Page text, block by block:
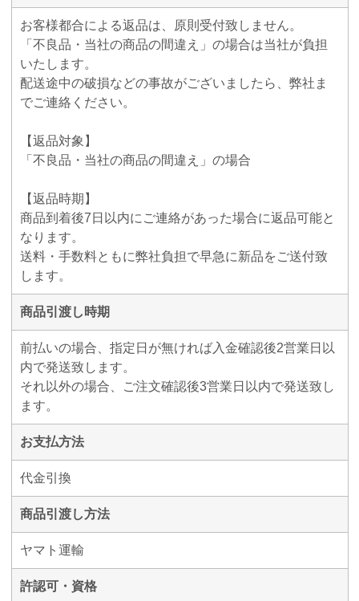
お客様都合による返品は、原則受付致しません。
「不良品・当社の商品の間違え」の場合は当社が負担
いたします。
配送途中の破損などの事故がございましたら、弊社ま
でご連絡ください。
【返品対象】
「不良品・当社の商品の間違え」の場合
【返品時期】
商品到着後7日以内にご連絡があった場合に返品可能と
なります。
送料・手数料ともに弊社負担で早急に新品をご送付致
します。
商品引渡し時期
前払いの場合、指定日が無ければ入金確認後2営業日以
内で発送致します。
それ以外の場合、ご注文確認後3営業日以内で発送致し
ます。
お支払方法
代金引換
商品引渡し方法
ヤマト運輸
許認可・資格